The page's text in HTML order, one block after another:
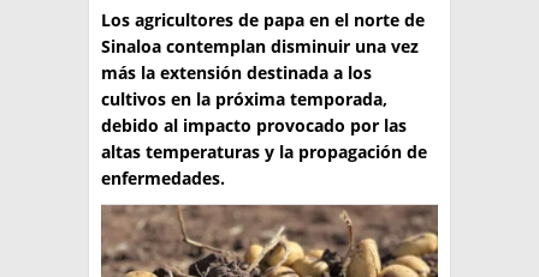
INTERES GENERAL
LA PAPA
RESOLUCIONES Y NORMATIVAS
ENLACES
ARGENPAPA
PUBLICIDAD
QUIENES SOMOS
CONTACTO
BUSCAR NOTICIAS
Los agricultores de papa en el norte de
Sinaloa contemplan disminuir una vez
más la extensión destinada a los
cultivos en la próxima temporada,
debido al impacto provocado por las
altas temperaturas y la propagación de
enfermedades.